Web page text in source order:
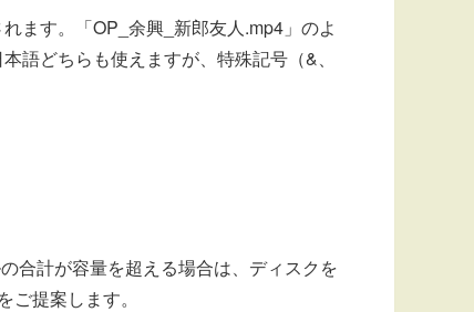
ます。「OP_余興_新郎友人.mp4」のよ
語どちらも使えますが、特殊記号（&、
合計が容量を超える場合は、ディスクを
提案します。